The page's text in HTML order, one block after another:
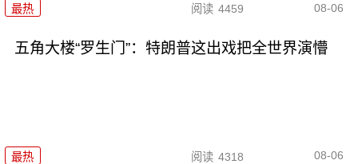
最热 阅读 4459 08-06
五角大楼“罗生门”：特朗普这出戏把全世界演懵
最热 阅读 4318 08-06